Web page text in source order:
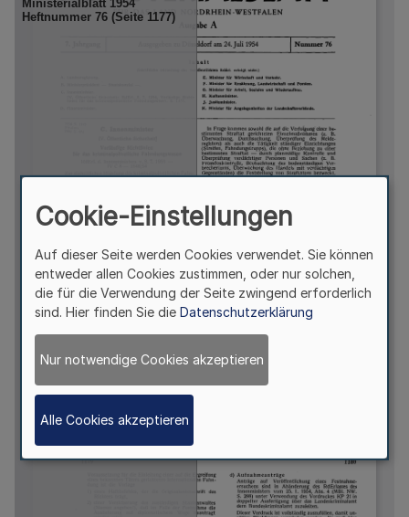
Cookie-Einstellungen
Auf dieser Seite werden Cookies verwendet. Sie können
entweder allen Cookies zustimmen, oder nur solchen,
die für die Verwendung der Seite zwingend erforderlich
sind. Hier finden Sie die Datenschutzerklärung
Nur notwendige Cookies akzeptieren
Alle Cookies akzeptieren